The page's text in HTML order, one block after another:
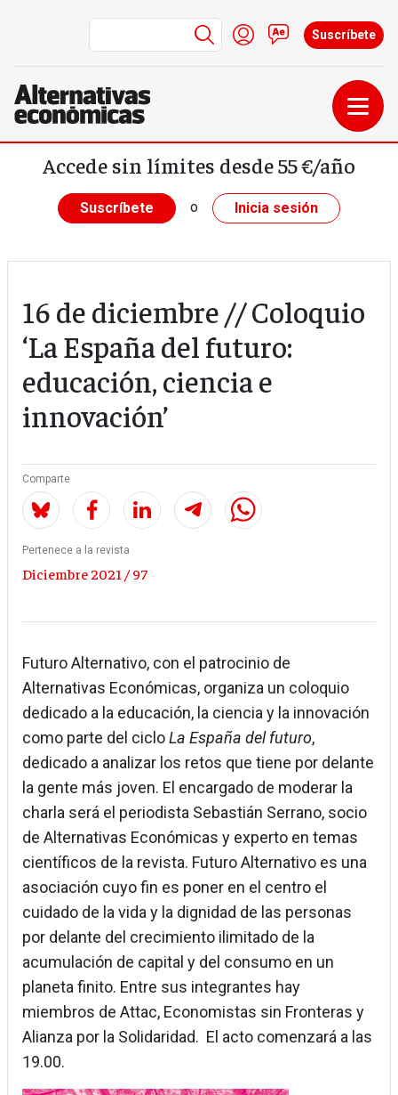
Pasar al contenido principal
Menú de cuenta de
Iniciar sesión
Contacto
Suscríbete
Accede sin límites desde 55 €/año
Suscríbete o Inicia sesión
16 de diciembre // Coloquio
‘La España del futuro:
educación, ciencia e
innovación’
Comparte
Pertenece a la revista
Diciembre 2021 / 97
Futuro Alternativo, con el patrocinio de
Alternativas Económicas, organiza un coloquio
dedicado a la educación, la ciencia y la innovación
como parte del cicloLa España del futuro,
dedicado a analizar los retos que tiene por delante
la gente más joven. El encargado de moderar la
charla será el periodista Sebastián Serrano, socio
de Alternativas Económicas y experto en temas
científicos de la revista. Futuro Alternativo es una
asociación cuyo fin es poner en el centro el
cuidado de la vida y la dignidad de las personas
por delante del crecimiento ilimitado de la
acumulación de capital y del consumo en un
planeta finito. Entre sus integrantes hay
miembros de Attac, Economistas sin Fronteras y
Alianza por la Solidaridad. El acto comenzará a las
19.00.